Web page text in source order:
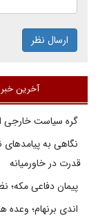
ارسال نظر
آخرین
گره سیاست خارجی
نگاهی به پیامدهای
قدرت در خاورمیانه
پیمان دفاعی مکه؛
اندی برنهام؛